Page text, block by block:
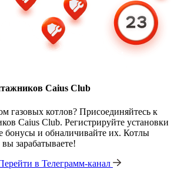
Caius Club
газовых котлов? Присоединяйтесь к
Caius Club. Регистрируйте установки
бонусы и обналичивайте их. Котлы
зарабатываете!
в Телеграмм-канал